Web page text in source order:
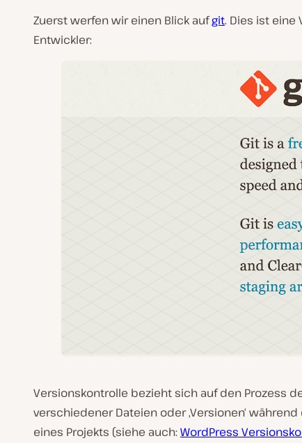
Zuerst werfen wir einen Blick aufgit. Dies ist eine
Entwickler:
Versionskontrolle bezieht sich auf den Prozess
verschiedener Dateien oder ‚Versionen‘
eines Projekts (siehe auch: WordPress